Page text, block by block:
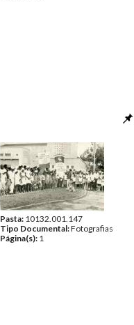
Pasta: 10132.001.147
Tipo Documental:Fotografias
Página(s): 1